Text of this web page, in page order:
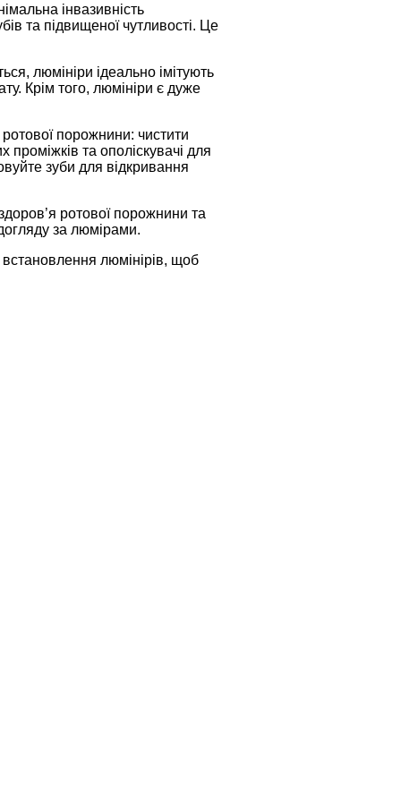
інвазивність
та підвищеної чутливості. Це
люмініри ідеально імітують
Крім того, люмініри є дуже
порожнини: чистити
та ополіскувачі для
зуби для відкривання
ротової порожнини та
за люмірами.
люмінірів, щоб